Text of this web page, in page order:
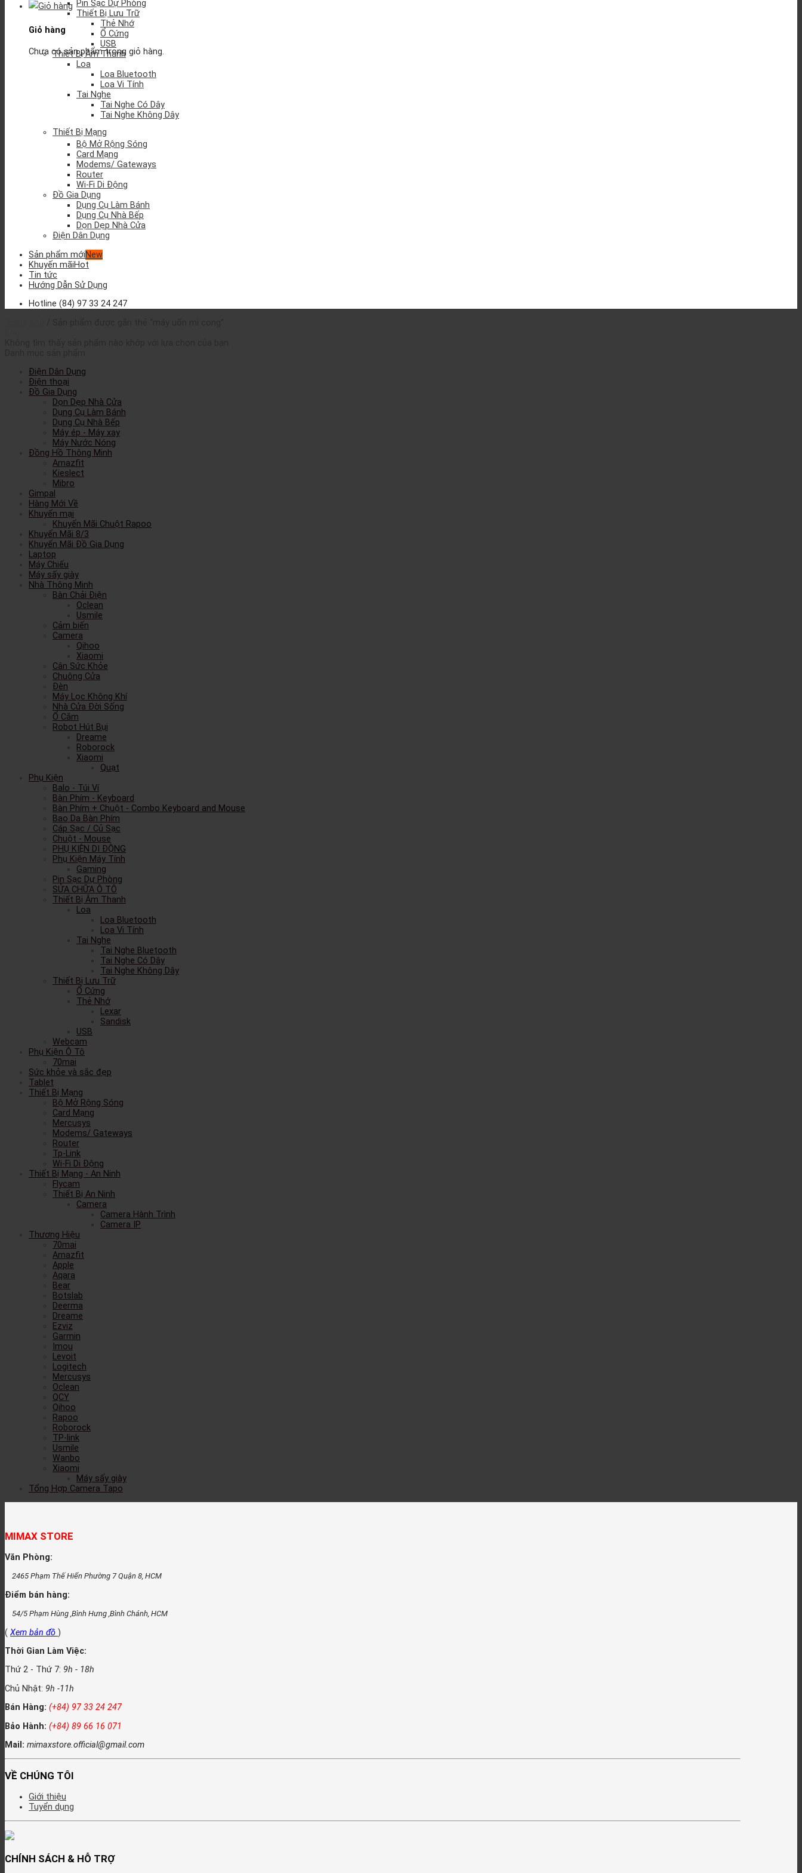
Giỏ hàng
Chưa có sản phẩm trong giỏ hàng.
Pin Sạc Dự Phòng
Thiết Bị Lưu Trữ
Thẻ Nhớ
Ổ Cứng
USB
Thiết Bị Âm Thanh
Loa
Loa Bluetooth
Loa Vi Tính
Tai Nghe
Tai Nghe Có Dây
Tai Nghe Không Dây
Thiết Bị Mạng
Bộ Mở Rộng Sóng
Card Mạng
Modems/ Gateways
Router
Wi-Fi Di Động
Đồ Gia Dụng
Dụng Cụ Làm Bánh
Dụng Cụ Nhà Bếp
Dọn Dẹp Nhà Cửa
Điện Dân Dụng
Sản phẩm mới
Khuyến mãi
Tin tức
Hướng Dẫn Sử Dụng
Hotline (84) 97 33 24 247
Điện Dân Dụng
Điện thoại
Đồ Gia Dụng
Dọn Dẹp Nhà Cửa
Dụng Cụ Làm Bánh
Dụng Cụ Nhà Bếp
Máy ép - Máy xay
Máy Nước Nóng
Đồng Hồ Thông Minh
Amazfit
Kieslect
Mibro
Gimpal
Hàng Mới Về
Khuyến mại
Khuyến Mãi Chuột Rapoo
Khuyến Mãi 8/3
Khuyến Mãi Đồ Gia Dụng
Laptop
Máy Chiếu
Máy sấy giày
Nhà Thông Minh
Bàn Chải Điện
Oclean
Usmile
Cảm biến
Camera
Qihoo
Xiaomi
Cân Sức Khỏe
Chuông Cửa
Đèn
Máy Lọc Không Khí
Nhà Cửa Đời Sống
Ổ Cắm
Robot Hút Bụi
Dreame
Roborock
Xiaomi
Quạt
Phụ Kiện
Balo - Túi Ví
Bàn Phím - Keyboard
Bàn Phím + Chuột - Combo Keyboard and Mouse
Bao Da Bàn Phím
Cáp Sạc / Củ Sạc
Chuột - Mouse
PHỤ KIỆN DI ĐỘNG
Phụ Kiện Máy Tính
Gaming
Pin Sạc Dự Phòng
SỬA CHỮA Ô TÔ
Thiết Bị Âm Thanh
Loa
Loa Bluetooth
Loa Vi Tính
Tai Nghe
Tai Nghe Bluetooth
Tai Nghe Có Dây
Tai Nghe Không Dây
Thiết Bị Lưu Trữ
Ổ Cứng
Thẻ Nhớ
Lexar
Sandisk
USB
Webcam
Phụ Kiện Ô Tô
70mai
Sức khỏe và sắc đẹp
Tablet
Thiết Bị Mạng
Bộ Mở Rộng Sóng
Card Mạng
Mercusys
Modems/ Gateways
Router
Tp-Link
Wi-Fi Di Động
Thiết Bị Mạng - An Ninh
Flycam
Thiết Bị An Ninh
Camera
Camera Hành Trình
Camera IP
Thương Hiệu
70mai
Amazfit
Apple
Aqara
Bear
Botslab
Deerma
Dreame
Ezviz
Garmin
Imou
Levoit
Logitech
Mercusys
Oclean
QCY
Qihoo
Rapoo
Roborock
TP-link
Usmile
Wanbo
Xiaomi
Máy sấy giày
Tổng Hợp Camera Tapo
MIMAX STORE
Văn Phòng:
2465 Phạm Thế Hiển Phường 7 Quận 8, HCM
Điểm bán hàng:
54/5 Phạm Hùng ,Bình Hưng ,Bình Chánh, HCM
( Xem bản đồ )
Thời Gian Làm Việc:
Thứ 2 - Thứ 7: 9h - 18h
Chủ Nhật: 9h -11h
Bán Hàng: (+84) 97 33 24 247
Bảo Hành: (+84) 89 66 16 071
Mail: mimaxstore.official@gmail.com
VỀ CHÚNG TÔI
Giới thiệu
Tuyển dụng
CHÍNH SÁCH & HỖ TRỢ